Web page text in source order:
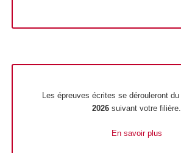
Les épreuves écrites se dérouleront du
2026 suivant votre filière.
En savoir plus